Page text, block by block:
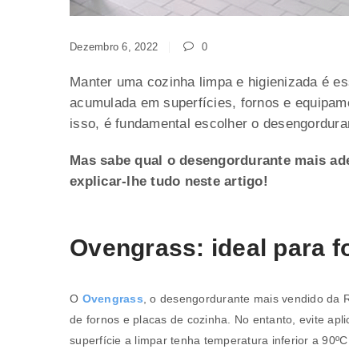
Dezembro 6, 2022 0
Manter uma cozinha limpa e higienizada é
acumulada em superfícies, fornos e
isso, é fundamental escolher o
Mas sabe qual o desengordurante mais
explicar-lhe tudo neste artigo!
Ovengrass: ideal para
O Ovengrass , o desengordurante mais vendido
de fornos e placas de cozinha. No entanto, evite
superfície a limpar tenha temperatura inferior a